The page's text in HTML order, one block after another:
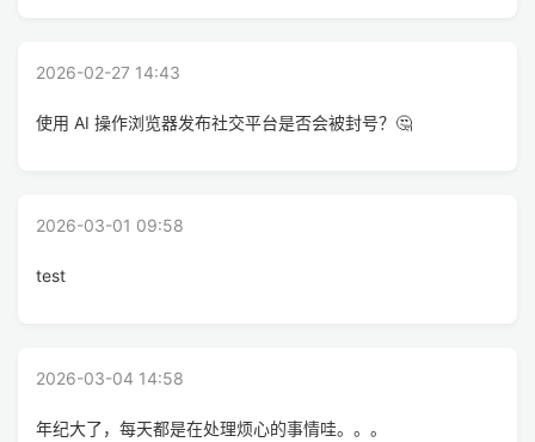
2026-02-27 14:43
使用 AI 操作浏览器发布社交平台是否会被封号？🤔
2026-03-01 09:58
test
2026-03-04 14:58
年纪大了，每天都是在处理烦心的事情哇。。。